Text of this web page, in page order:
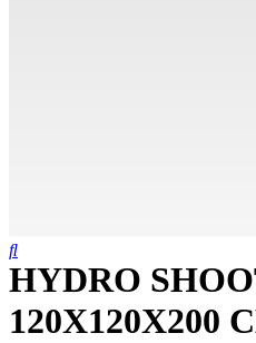
HYDRO
120X120X200